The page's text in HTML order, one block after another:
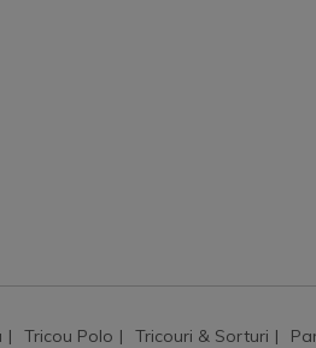
Tricou Polo Tricouri & Sorturi